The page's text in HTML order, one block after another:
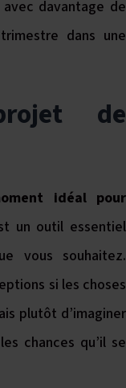
davantage de
dans une
de
idéal pour
un outil essentiel
vous souhaitez.
si les choses
plutôt d’imaginer
chances qu’il se